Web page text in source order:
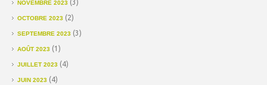
NOVEMBRE 2023 (3)
OCTOBRE 2023 (2)
SEPTEMBRE 2023 (3)
AOÛT 2023 (1)
JUILLET 2023 (4)
JUIN 2023 (4)